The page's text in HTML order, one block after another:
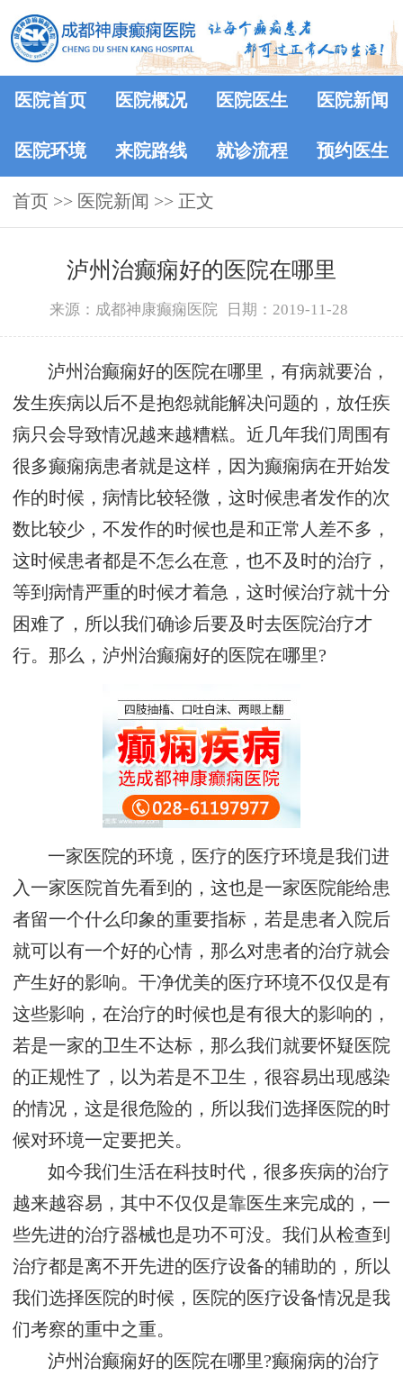
医院首页 医院概况 医院医生 医院新闻
医院环境 来院路线 就诊流程 预约医生
首页 >> 医院新闻 >> 正文
泸州治癫痫好的医院在哪里
来源：成都神康癫痫医院 日期：2019-11-28
泸州治癫痫好的医院在哪里，有病就要治，
发生疾病以后不是抱怨就能解决问题的，放任疾
病只会导致情况越来越糟糕。近几年我们周围有
很多癫痫病患者就是这样，因为癫痫病在开始发
作的时候，病情比较轻微，这时候患者发作的次
数比较少，不发作的时候也是和正常人差不多，
这时候患者都是不怎么在意，也不及时的治疗，
等到病情严重的时候才着急，这时候治疗就十分
困难了，所以我们确诊后要及时去医院治疗才
行。那么，泸州治癫痫好的医院在哪里?
一家医院的环境，医疗的医疗环境是我们进
入一家医院首先看到的，这也是一家医院能给患
者留一个什么印象的重要指标，若是患者入院后
就可以有一个好的心情，那么对患者的治疗就会
产生好的影响。干净优美的医疗环境不仅仅是有
这些影响，在治疗的时候也是有很大的影响的，
若是一家的卫生不达标，那么我们就要怀疑医院
的正规性了，以为若是不卫生，很容易出现感染
的情况，这是很危险的，所以我们选择医院的时
候对环境一定要把关。
如今我们生活在科技时代，很多疾病的治疗
越来越容易，其中不仅仅是靠医生来完成的，一
些先进的治疗器械也是功不可没。我们从检查到
治疗都是离不开先进的医疗设备的辅助的，所以
我们选择医院的时候，医院的医疗设备情况是我
们考察的重中之重。
泸州治癫痫好的医院在哪里?癫痫病的治疗